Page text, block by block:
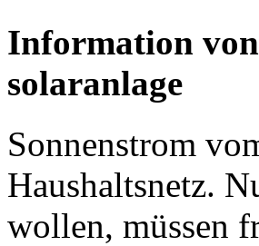
Information
solaranlage
Sonnenstrom
Haushaltsnetz.
wollen, müssen